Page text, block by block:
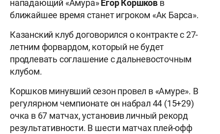
нападающий «Амура»Егор Коршков в
ближайшее время станет игроком «Ак Барса».
Казанский клуб договорился о контракте с 27-
летним форвардом, который не будет
продлевать соглашение с дальневосточным
клубом.
Коршков минувший сезон провел в «Амуре». В
регулярном чемпионате он набрал 44 (15+29)
очка в 67 матчах, установив личный рекорд
результативности. В шести матчах плей-офф